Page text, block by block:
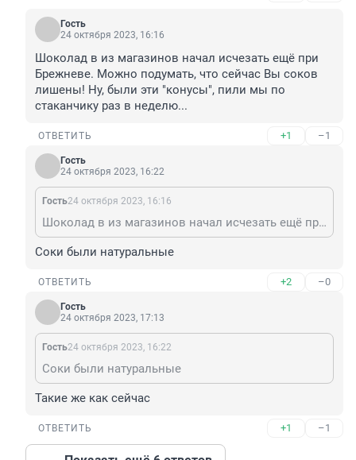
Гость
24 октября 2023, 16:16
Шоколад в из магазинов начал исчезать ещё при
Брежневе. Можно подумать, что сейчас Вы соков
лишены! Ну, были эти "конусы", пили мы по
стаканчику раз в неделю...
ОТВЕТИТЬ +1 –1
Гость
24 октября 2023, 16:22
Гость24 октября 2023, 16:16
Шоколад в из магазинов начал исчезать ещё при Брежневе. Можно подумать, что сейчас Вы соков лишены! Ну, были эти "конусы", пили мы по стаканчику раз в неделю...
Соки были натуральные
ОТВЕТИТЬ +2 –0
Гость
24 октября 2023, 17:13
Гость24 октября 2023, 16:22
Соки были натуральные
Такие же как сейчас
ОТВЕТИТЬ +1 –1